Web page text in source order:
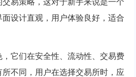
设计直观，用户体验良好，适合
它们在安全性、流动性、交易费
不同，用户在选择交易所时，应